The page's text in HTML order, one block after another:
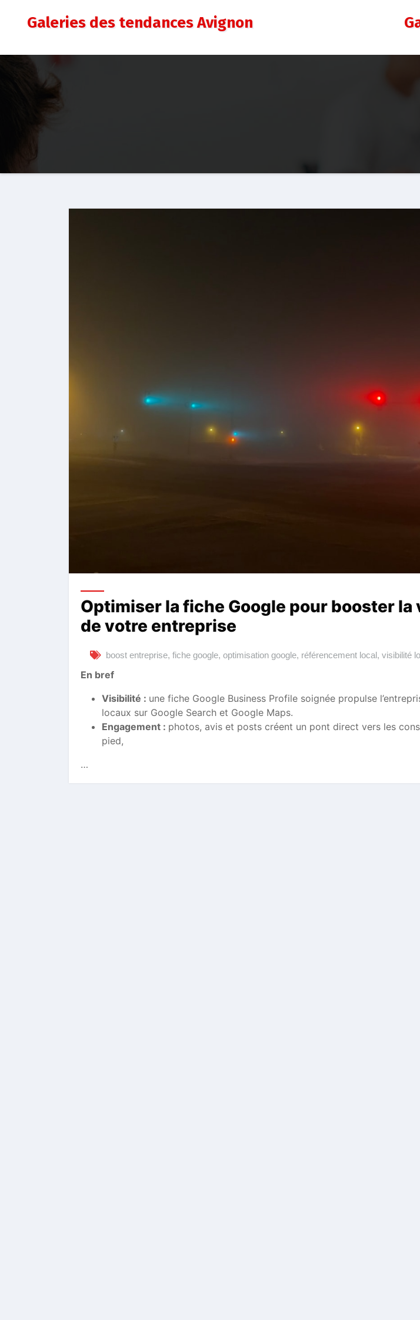
Galeries des tendances Avignon
Optimiser la fiche Google pour booster
de votre entreprise
boost entreprise, fiche google, optimisation google, référencement local, visibilité
En bref
Visibilité : une fiche Google Business Profile soignée propulse
locaux sur Google Search et Google Maps.
Engagement : photos, avis et posts créent un pont direct vers les
pied,
…